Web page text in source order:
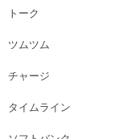
トーク
ツムツム
チャージ
タイムライン